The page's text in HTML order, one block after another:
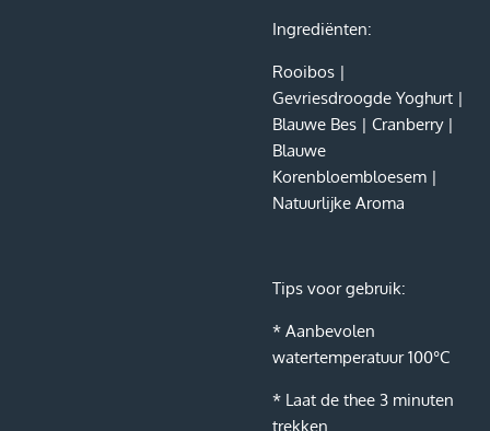
Ingrediënten:
Rooibos |
Gevriesdroogde Yoghurt |
Blauwe Bes | Cranberry |
Blauwe
Korenbloembloesem |
Natuurlijke Aroma
Tips voor gebruik:
* Aanbevolen
watertemperatuur 100°C
* Laat de thee 3 minuten
trekken